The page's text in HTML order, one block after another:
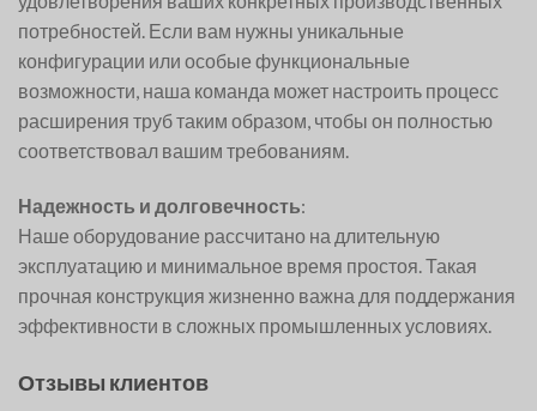
потребностей. Если вам нужны уникальные
конфигурации или особые функциональные
возможности, наша команда может настроить процесс
расширения труб таким образом, чтобы он полностью
соответствовал вашим требованиям.
Надежность и долговечность:
Наше оборудование рассчитано на длительную
эксплуатацию и минимальное время простоя. Такая
прочная конструкция жизненно важна для поддержания
эффективности в сложных промышленных условиях.
Отзывы клиентов